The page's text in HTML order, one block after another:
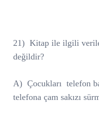
21) Kitap ile ilgili
değildir?
A) Çocukları telefon
telefona çam sakızı